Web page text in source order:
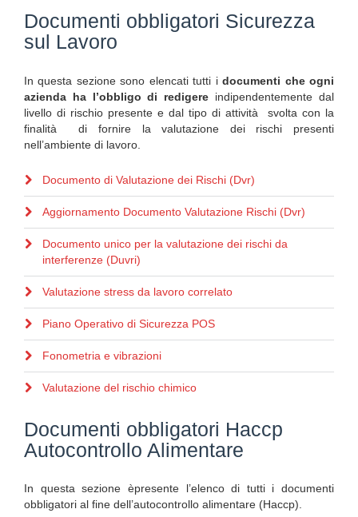
Documenti obbligatori Sicurezza
sul Lavoro
In questa sezione sono elencati tutti idocumenti che ogni
azienda ha l’obbligo di redigere indipendentemente dal
livello di rischio presente e dal tipo di attività svolta con la
finalità di fornire la valutazione dei rischi presenti
nell’ambiente di lavoro.
Documento di Valutazione dei Rischi (Dvr)
Aggiornamento Documento Valutazione Rischi (Dvr)
Documento unico per la valutazione dei rischi da
interferenze (Duvri)
Valutazione stress da lavoro correlato
Piano Operativo di Sicurezza POS
Fonometria e vibrazioni
Valutazione del rischio chimico
Documenti obbligatori Haccp
Autocontrollo Alimentare
In questa sezione èpresente l’elenco di tutti i documenti
obbligatori al fine dell’autocontrollo alimentare (Haccp).